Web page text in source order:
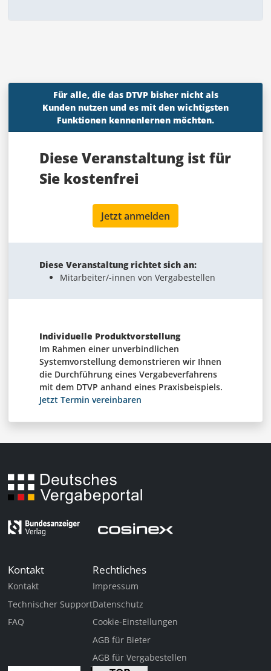
Für alle, die das DTVP bisher nicht als
Kunden nutzen und es mit den wichtigsten
Funktionen kennenlernen möchten.
Diese Veranstaltung ist für
Sie kostenfrei
Jetzt anmelden
Diese Veranstaltung richtet sich an:
Mitarbeiter/-innen von Vergabestellen
Individuelle Produktvorstellung
Im Rahmen einer unverbindlichen
Systemvorstellung demonstrieren wir Ihnen
die Durchführung eines Vergabeverfahrens
mit dem DTVP anhand eines Praxisbeispiels.
Jetzt Termin vereinbaren
Kontakt
Kontakt
Technischer Support
FAQ
Rechtliches
Impressum
Datenschutz
Cookie-Einstellungen
AGB für Bieter
AGB für Vergabestellen